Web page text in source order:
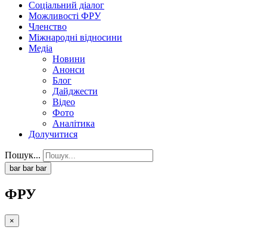
Соціальний діалог
Можливості ФРУ
Членство
Міжнародні відносини
Медіа
Новини
Анонси
Блог
Дайджести
Відео
Фото
Аналітика
Долучитися
Пошук...
bar bar bar
ФРУ
×